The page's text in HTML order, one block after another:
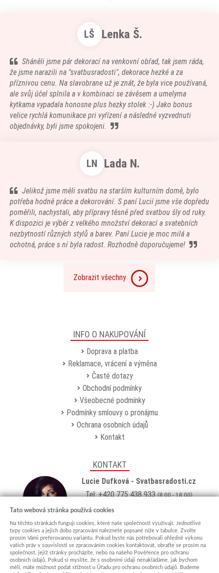
LŠ Lenka Š.
Sháněli jsme pár dekorací na venkovní obřad, tak jsem ráda,
že jsme narazili na "svatbusradosti", dekorace hezké a za
příznivou cenu. Na slavobrane už je znát, že byla vice používaná,
ale svůj účel splnila a v kombinaci se závěsem a umelyma
kytkama vypadala honosne plus hezky stolek :-) Jako bonus
velice rychlá komunikace pri vyřízení a následné vyzvednuti
objednávky, byli jsme spokojeni.
LN Lada N.
Jelikož jsme měli svatbu na starším kulturním domě, bylo
potřeba hodně práce a dekorování. S paní Lucií jsme vše dopředu
poměřili, nachystali, aby přípravy těsně před svatbou šly od ruky.
K dispozici je výběr z velkého množství dekorací a svatebních
nezbytností různých stylů a barev. Paní Lucie je moc milá a
ochotná, práce s ní byla radost. Rozhodně doporučujeme!
Zobrazit všechny
INFO O NAKUPOVÁNÍ
Doprava a platba
Reklamace, vrácení a výměna
Časté dotazy
Obchodní podmínky
Všeobecné podmínky
Podmínky smlouvy o pronájmu
Ochrana osobních údajů
Kontakt
KONTAKT
Lucie Dufková - Svatbasradosti.cz
Tel: +420 775 438 933(8:00 - 18:00)
Email:
Showroom
Jungmannova 627, Kyjov 69701
Po-Pá: po domluvě (více info)
Tato webová stránka používá cookies
Na těchto stránkách fungují cookies, které naše společnosti využívají. Jednotlivé
typy cookies a jejich dobu zpracování naleznete popsané níže v tabulce. Zvolte
prosím Vámi preferovanou variantu. Pokud byste nás potřebovali ohledně výkonu
vašich práv v souvislosti se zpracováním cookies kontaktovat, obraťte se prosím na
společnost, jejíž stránky procházíte, nebo na našeho Pověřence pro ochranu
osobních údajů. Pokud si myslíte, že s osobními údaji nenakládáme, jak bychom
měli, máte možnost podat stížnost u Úřadu pro ochranu osobních údajů. Budeme